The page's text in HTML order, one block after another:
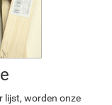
lijst, worden onze